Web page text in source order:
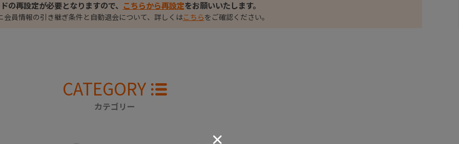
の再設定が必要となりますので、 こちらから再設定をお願いいたします。
会員情報の引き継ぎ条件と自動退会について、詳しくはこちらをご確認ください。
CATEGORY
カテゴリー